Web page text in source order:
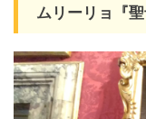
ムリーリョ『聖